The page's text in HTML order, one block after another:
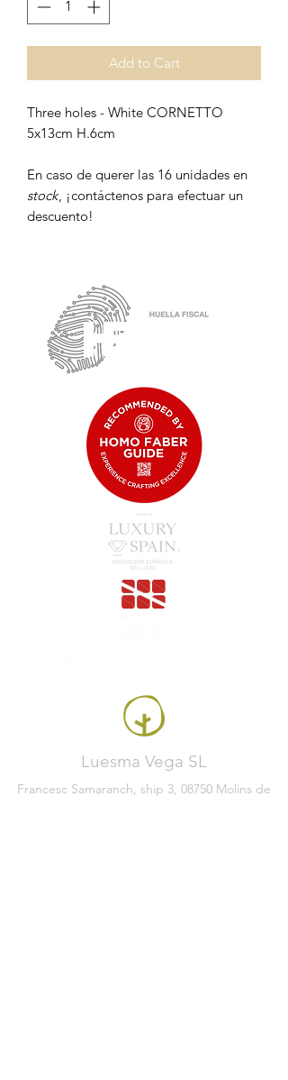
Add to Cart
Three holes - White CORNETTO
5x13cm H.6cm
En caso de querer las 16 unidades en
stock, ¡contáctenos para efectuar un
descuento!
Luesma Vega SL
Francesc Samaranch, ship 3, 08750 Molins de